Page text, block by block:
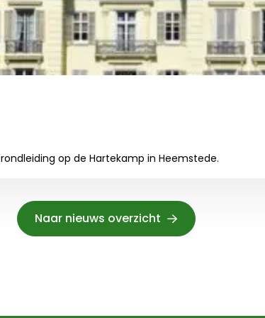
op de Hartekamp in Heemstede.
Naar nieuws overzicht